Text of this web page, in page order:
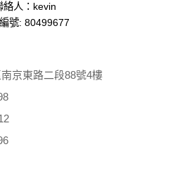
們會取得您的姓名、電話、住址、
我們的服務後，我們即取得您的資
性別、行業等相關資料，當您註冊
務後，本網站即取得您的資料。
上網瀏覽或查詢時，伺服器自行產
連線設備的 IP 位址、使用時間、使
用者瀏覽器在本網站內部所瀏覽的
絡人：kevin
號: 80499677
京東路二段88號4樓